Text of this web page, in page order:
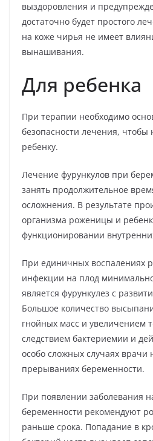
выздоровления и
достаточно будет простого
на коже чирья не имеет
вынашивания.
Для ребенка
При терапии необходимо
безопасности лечения, чтобы
ребенку.
Лечение фурункулов при
занять продолжительное
осложнения. В результате
организма роженицы и
функционировании
При единичных воспалениях
инфекции на плод
является фурункулез с
Большое количество
гнойных масс и увеличением
следствием бактериемии и
особо сложных случаях врачи
прерываниях беременности.
При появлении заболевания
беременности рекомендуют
раньше срока. Попадание в